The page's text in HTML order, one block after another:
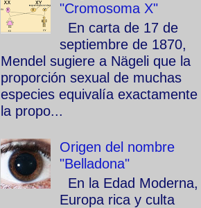
"Cromosoma X"
En carta de 17 de
septiembre de 1870,
Mendel sugiere a Nägeli que la
proporción sexual de muchas
especies equivalía exactamente
la propo...
Origen del nombre
"Belladona"
En la Edad Moderna,
Europa rica y culta